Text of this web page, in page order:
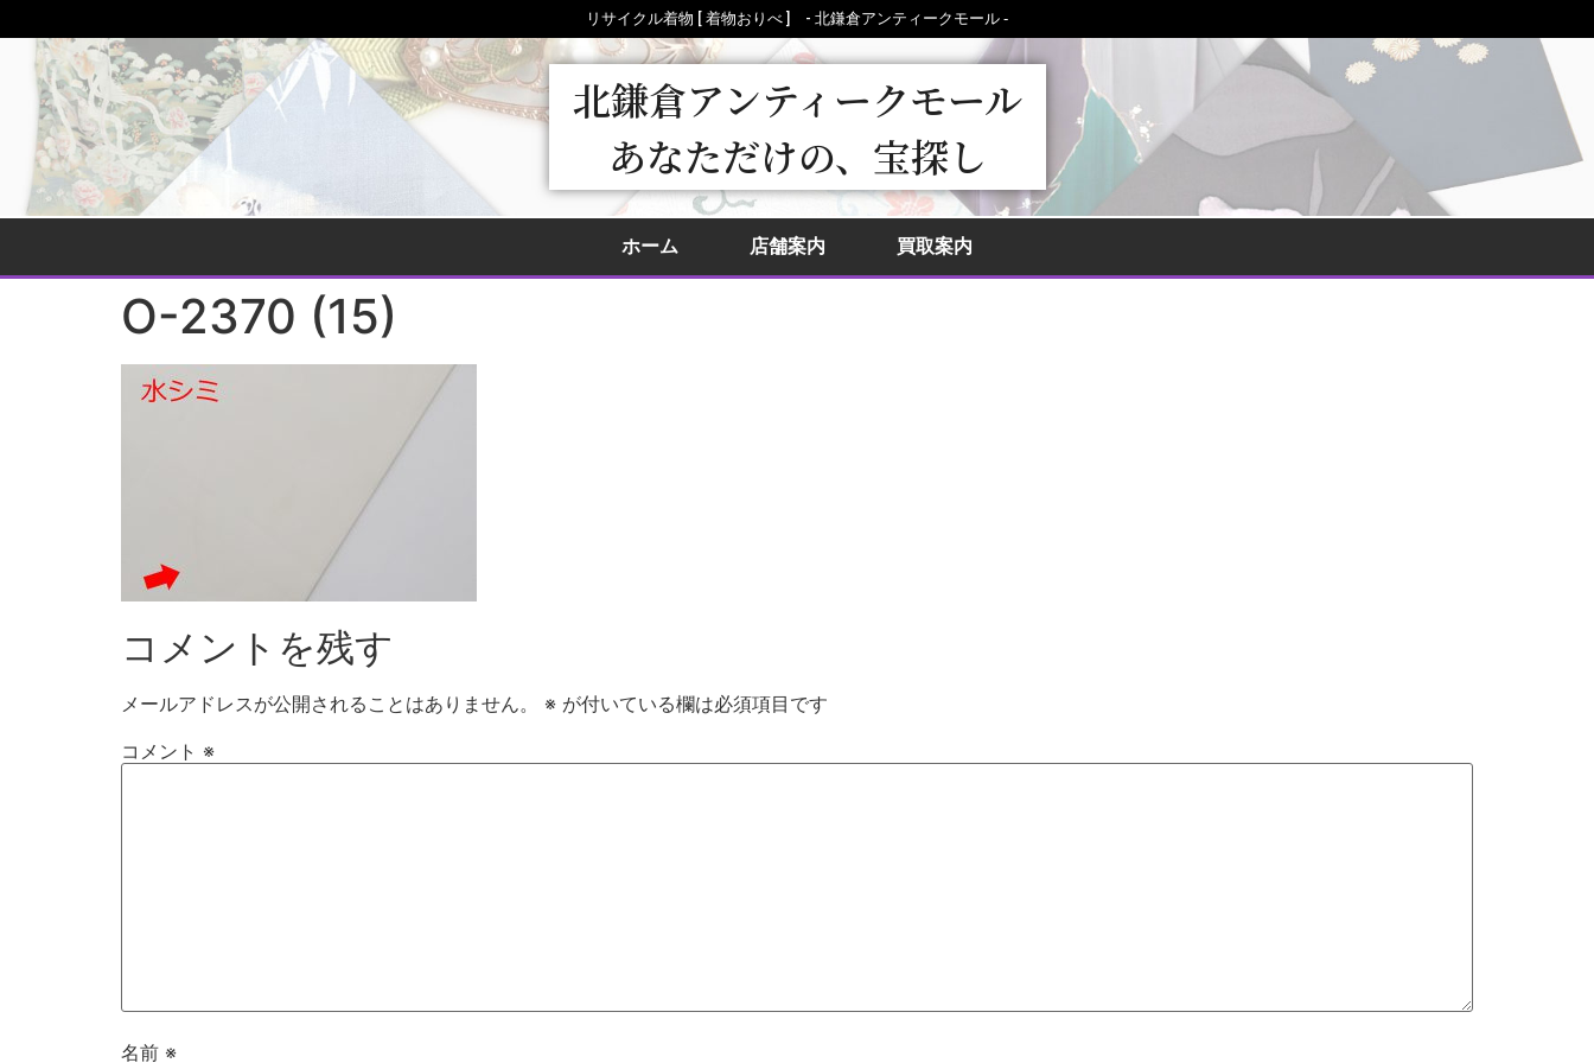
リサイクル着物 [ 着物おりべ ] - 北鎌倉アンティークモール ‐
北鎌倉アンティークモール
あなただけの、宝探し
ホーム 店舗案内 買取案内
O-2370 (15)
コメントを残す
メールアドレスが公開されることはありません。 ※ が付いている欄は必須項目です
コメント ※
名前 ※